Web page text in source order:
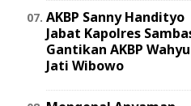
AKBP Sanny Handityo
Jabat Kapolres
Gantikan AKBP Wahyu
Jati Wibowo